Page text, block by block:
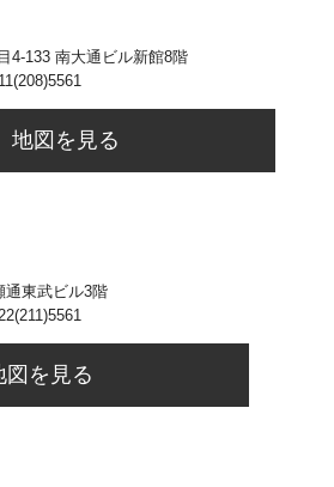
4-133 南大通ビル新館8階
地図を見る
通東武ビル3階
図を見る